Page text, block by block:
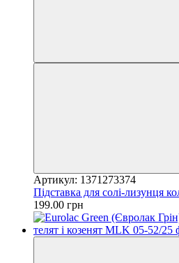
Артикул: 1371273374
Підставка для солі-лизунця
199.00 грн